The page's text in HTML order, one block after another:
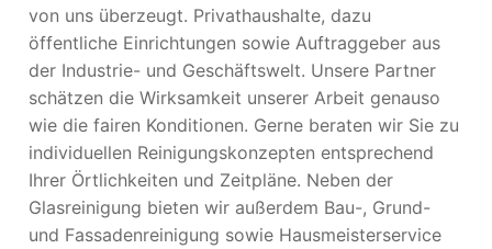
von uns überzeugt. Privathaushalte, dazu
öffentliche Einrichtungen sowie Auftraggeber aus
der Industrie- und Geschäftswelt. Unsere Partner
schätzen die Wirksamkeit unserer Arbeit genauso
wie die fairen Konditionen. Gerne beraten wir Sie zu
individuellen Reinigungskonzepten entsprechend
Ihrer Örtlichkeiten und Zeitpläne. Neben der
Glasreinigung bieten wir außerdem Bau-, Grund-
und Fassadenreinigung sowie Hausmeisterservice